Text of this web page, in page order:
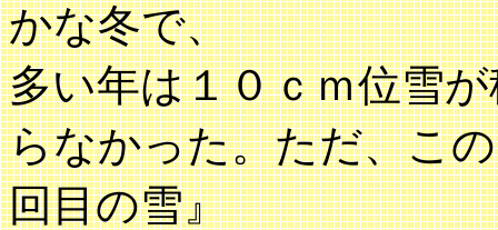
かな冬で、
多い年は１０ｃｍ位雪
らなかった。ただ、こ
回目の雪』